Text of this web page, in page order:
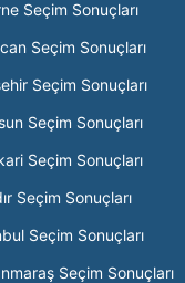
Seçim Sonuçları
Seçim Sonuçları
Seçim Sonuçları
Seçim Sonuçları
Seçim Sonuçları
Seçim Sonuçları
Seçim Sonuçları
Seçim Sonuçları